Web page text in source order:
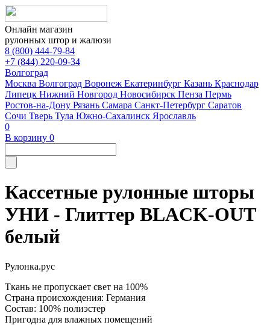
Онлайн магазин
рулонных штор и жалюзи
8 (800) 444-79-84
+7 (844) 220-09-34
Волгоград
Москва Волгоград Воронеж Екатеринбург Казань Краснодар
Липецк Нижний Новгород Новосибирск Пенза Пермь
Ростов-на-Дону Рязань Самара Санкт-Петербург Саратов
Сочи Тверь Тула Южно-Сахалинск Ярославль
0
В корзину 0
Кассетные рулонные шторы
УНИ - Глиттер BLACK-OUT
белый
Рулонка.рус
Ткань не пропускает свет на 100%
Страна происхождения: Германия
Состав: 100% полиэстер
Пригодна для влажных помещений